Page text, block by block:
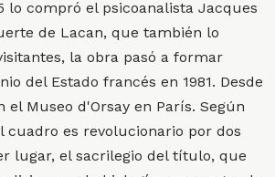
lo compró el psicoanalista Jacques
de Lacan, que también lo
la obra pasó a formar
del Estado francés en 1981. Desde
el Museo d'Orsay en París. Según
cuadro es revolucionario por dos
lugar, el sacrilegio del título, que